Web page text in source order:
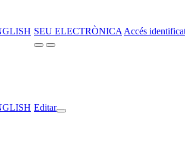
SEU ELECTRÒNICA Accés
Editar